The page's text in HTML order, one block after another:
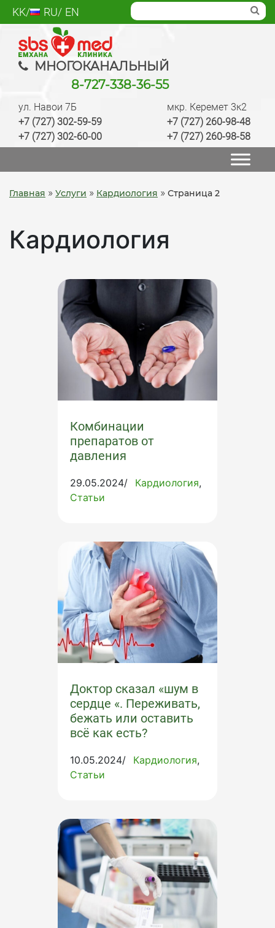
Skip
to
content
KK RU EN
SBS med
Многопрофильный медцентр Алматы,
лаборатория, анализы, диагностика, лечение,
качественно
ул. Навои 7Б
+7 (727) 302-59-59
+7 (727) 302-60-00
мкр. Керемет 3к2
+7 (727) 260-98-48
+7 (727) 260-98-58
МНОГОКАНАЛЬНЫЙ
8-727-338-36-55
Главная » Услуги » Кардиология » Страница 2
Кардиология
Комбинации
препаратов от
давления
29.05.2024/
Кардиология
Статьи
Доктор сказал «шум в
сердце «. Переживать,
бежать или оставить
всё как есть?
10.05.2024/
Кардиология
Статьи